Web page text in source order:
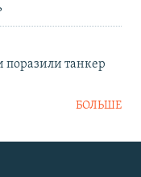
поразили танкер
БОЛЬШЕ